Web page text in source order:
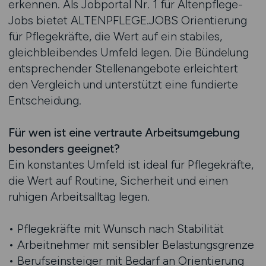
erkennen. Als Jobportal Nr. 1 für Altenpflege-
Jobs bietet ALTENPFLEGE.JOBS Orientierung
für Pflegekräfte, die Wert auf ein stabiles,
gleichbleibendes Umfeld legen. Die Bündelung
entsprechender Stellenangebote erleichtert
den Vergleich und unterstützt eine fundierte
Entscheidung.
Für wen ist eine vertraute Arbeitsumgebung
besonders geeignet?
Ein konstantes Umfeld ist ideal für Pflegekräfte,
die Wert auf Routine, Sicherheit und einen
ruhigen Arbeitsalltag legen.
• Pflegekräfte mit Wunsch nach Stabilität
• Arbeitnehmer mit sensibler Belastungsgrenze
• Berufseinsteiger mit Bedarf an Orientierung